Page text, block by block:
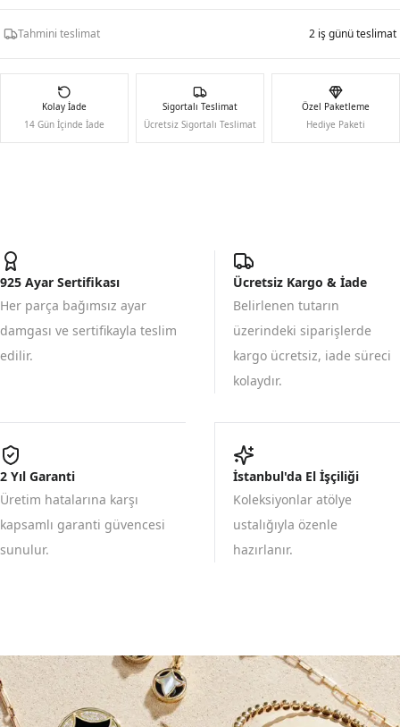
Tahmini teslimat 2 iş günü teslimat
Kolay İade
14 Gün İçinde İade
Sigortalı Teslimat
Ücretsiz Sigortalı Teslimat
Özel Paketleme
Hediye Paketi
925 Ayar Sertifikası
Her parça bağımsız ayar
damgası ve sertifikayla teslim
edilir.
Ücretsiz Kargo & İade
Belirlenen tutarın
üzerindeki siparişlerde
kargo ücretsiz, iade süreci
kolaydır.
2 Yıl Garanti
Üretim hatalarına karşı
kapsamlı garanti güvencesi
sunulur.
İstanbul'da El İşçiliği
Koleksiyonlar atölye
ustalığıyla özenle
hazırlanır.